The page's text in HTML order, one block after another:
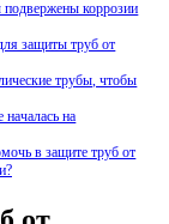
коррозии
защиты труб от
трубы, чтобы
началась на
в защите труб от